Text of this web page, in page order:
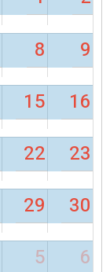
8
9
15
16
22
23
29
30
5 6